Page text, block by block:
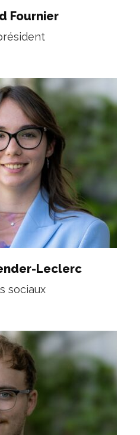
Fournier
Leclerc
sociaux